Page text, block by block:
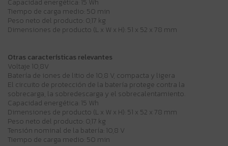
Capacidad energética: 15 Wh
Tiempo de carga medio: 50 min
Peso neto del producto: 0,17 kg
Dimensiones de producto (L x W x H): 51 x 52 x 78 mm
Otras características relevantes
Voltaje 10,8V
Batería de iones de litio de 10,8 V, compacta y ligera
El circuito de protección de la batería protege contra la
sobrecarga, la sobredescarga y el sobrecalentamiento.
Capacidad energética: 15 Wh
Dimensiones de producto (L x W x H): 51 x 52 x 78 mm
Peso neto del producto: 0,17 kg
Tensión nominal de la batería: 10,8 V
Tiempo de carga medio: 50 min